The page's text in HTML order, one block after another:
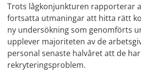
Trots lågkonjunkturen rapporterar
fortsatta utmaningar att hitta rätt
ny undersökning som genomförts
upplever majoriteten av de
personal senaste halvåret att de
rekryteringsproblem.